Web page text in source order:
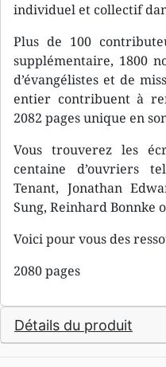
individuel et collectif
Plus de 100
supplémentaire, 1800
d’évangélistes et de
entier contribuent à
2082 pages unique en
Vous trouverez les
centaine d’ouvriers
Tenant, Jonathan
Sung, Reinhard Bonnke
Voici pour vous des
2080 pages
Détails du produit